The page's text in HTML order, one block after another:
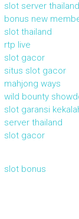
slot server thailand
bonus new
slot thailand
rtp live
slot gacor
situs slot gacor
mahjong ways
wild bounty
slot garansi
server thailand
slot gacor
slot bonus